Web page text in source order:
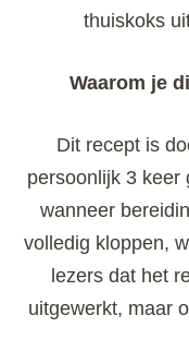
thuiskoks
Waarom je
Dit recept is
persoonlijk 3 keer
wanneer
volledig kloppen,
lezers dat het
uitgewerkt, maar